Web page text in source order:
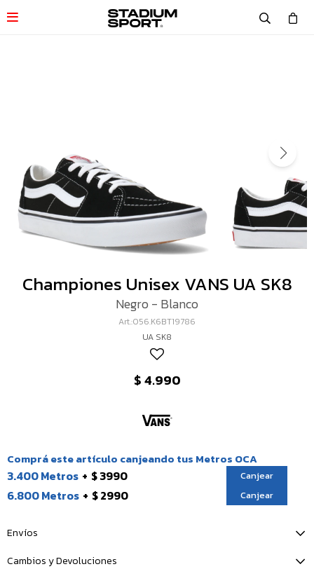

Championes Unisex VANS UA SK8
Negro - Blanco
056.K6BT19786
UA SK8
$4.990
Comprá este artículo canjeando tus Metros OCA
3.400 Metros $ 3990 Canjear
6.800 Metros $ 2990 Canjear
Envíos
Cambios y Devoluciones